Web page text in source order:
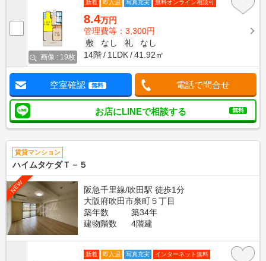
画像 : 19枚
新着 即入居 写真充実 無料オンライン相談可
8.4万円
管理費等：3,300円
敷
なし 礼
なし
14階
1LDK 41.92㎡
空室確認 無料 電話で問合せ
お店にLINEで相談する 無料
賃貸マンション
ハイムタケダＴ－５
NEW
阪急千里線/吹田駅 徒歩1分
大阪府吹田市泉町５丁目
築年数
築34年
建物階数
4階建
新着 即入居 写真充実 インターネット無料